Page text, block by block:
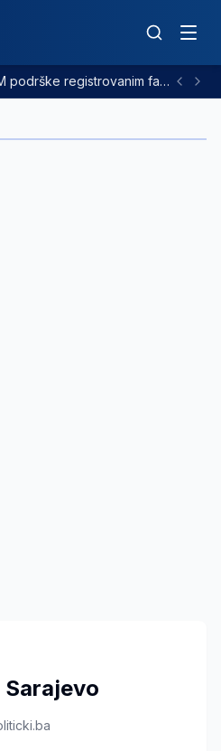
ZDK odobrio 2,38 miliona KM podrške registrovanim farmama goveda